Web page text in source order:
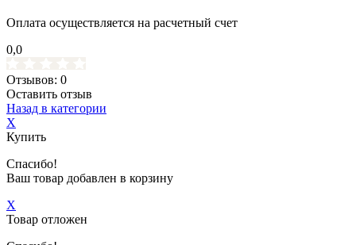
Оплата осуществляется на расчетный счет
0,0
Отзывов: 0
Оставить отзыв
Назад в категории
X
Купить
Спасибо!
Ваш товар добавлен в корзину
X
Товар отложен